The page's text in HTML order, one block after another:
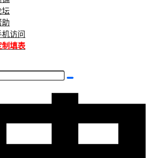
坛
助
机访问
制填表